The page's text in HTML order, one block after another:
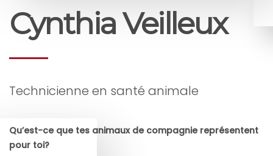
Cynthia Veilleux
Technicienne en santé animale
Qu’est-ce que tes animaux de compagnie représentent
pour toi?